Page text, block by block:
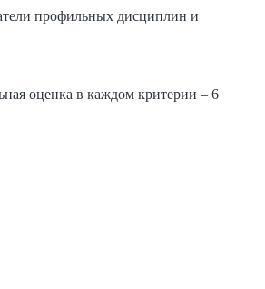
профильных дисциплин и
оценка в каждом критерии – 6